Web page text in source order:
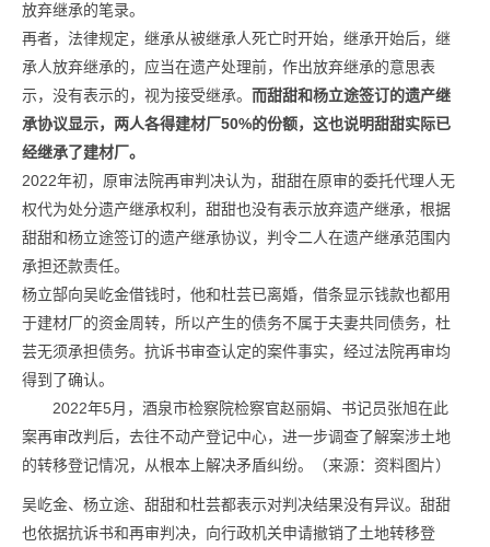
放弃继承的笔录。
再者，法律规定，继承从被继承人死亡时开始，继承开始后，继
承人放弃继承的，应当在遗产处理前，作出放弃继承的意思表
示，没有表示的，视为接受继承。 而甜甜和杨立途签订的遗产继
承协议显示，两人各得建材厂50%的份额，这也说明甜甜实际已
经继承了建材厂。
2022年初，原审法院再审判决认为，甜甜在原审的委托代理人无
权代为处分遗产继承权利，甜甜也没有表示放弃遗产继承，根据
甜甜和杨立途签订的遗产继承协议，判令二人在遗产继承范围内
承担还款责任。
杨立郜向吴屹金借钱时，他和杜芸已离婚，借条显示钱款也都用
于建材厂的资金周转，所以产生的债务不属于夫妻共同债务，杜
芸无须承担债务。抗诉书审查认定的案件事实，经过法院再审均
得到了确认。
2022年5月，酒泉市检察院检察官赵丽娟、书记员张旭在此
案再审改判后，去往不动产登记中心，进一步调查了解案涉土地
的转移登记情况，从根本上解决矛盾纠纷。（来源：资料图片）
吴屹金、杨立途、甜甜和杜芸都表示对判决结果没有异议。甜甜
也依据抗诉书和再审判决，向行政机关申请撤销了土地转移登